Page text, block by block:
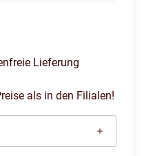
Lieferung
als in den Filialen!